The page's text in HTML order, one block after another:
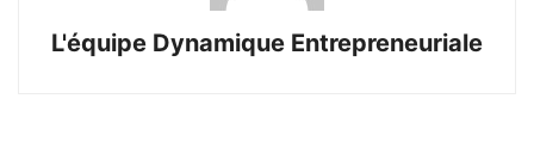
L'équipe Dynamique Entrepreneuriale